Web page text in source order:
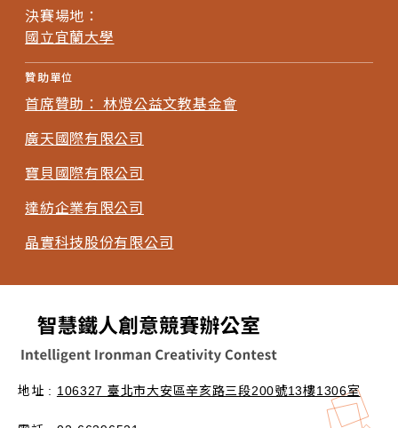
決賽場地：
國立宜蘭大學
贊助單位
首席贊助： 林燈公益文教基金會
廣天國際有限公司
寶貝國際有限公司
達紡企業有限公司
晶實科技股份有限公司
地址 : 106327 臺北市大安區辛亥路三段200號13樓1306室